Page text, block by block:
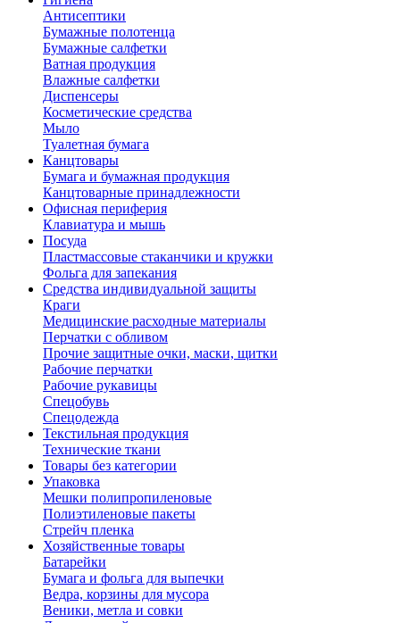
Антисептики
Бумажные полотенца
Бумажные салфетки
Ватная продукция
Влажные салфетки
Диспенсеры
Косметические средства
Мыло
Туалетная бумага
Канцтовары
Бумага и бумажная продукция
Канцтоварные принадлежности
Офисная периферия
Клавиатура и мышь
Посуда
Пластмассовые стаканчики и кружки
Фольга для запекания
Средства индивидуальной защиты
Краги
Медицинские расходные материалы
Перчатки с обливом
Прочие защитные очки, маски, щитки
Рабочие перчатки
Рабочие рукавицы
Спецобувь
Спецодежда
Текстильная продукция
Технические ткани
Товары без категории
Упаковка
Мешки полипропиленовые
Полиэтиленовые пакеты
Стрейч пленка
Хозяйственные товары
Батарейки
Бумага и фольга для выпечки
Ведра, корзины для мусора
Веники, метла и совки